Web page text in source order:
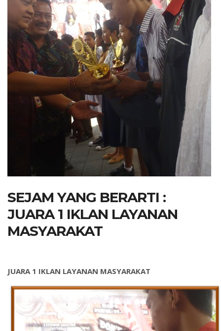
SEJAM YANG BERARTI :
JUARA 1 IKLAN LAYANAN
MASYARAKAT
JUARA 1 IKLAN LAYANAN MASYARAKAT